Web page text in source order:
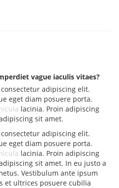
vague iaculis vitaes?
adipiscing elit.
eget diam posuere porta.
lacinia. Proin adipiscing
sit amet.
adipiscing elit.
eget diam posuere porta.
lacinia. Proin adipiscing
sit amet. In eu justo a
Vestibulum ante ipsum
et ultrices posuere cubilia